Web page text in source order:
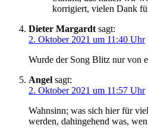
korrigiert, vielen Dank
Dieter Margardt sagt:
2. Oktober 2021 um 11:40 Uhr
Wurde der Song Blitz nur von
Angel sagt:
2. Oktober 2021 um 11:57 Uhr
Wahnsinn; was sich hier für
werden, dahingehend was,